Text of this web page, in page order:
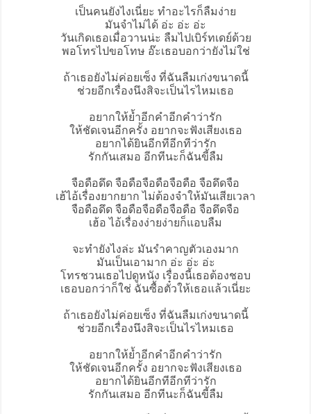
เป็นคนยังไงเนี่ยะ ทำอะไรก็ลืมง่าย
มันจำไม่ได้ อ่ะ อ่ะ อ่ะ
วันเกิดเธอเมื่อวานน่ะ ลืมไปเบิร์ทเดย์ด้วย
พอโทรไปขอโทษ อ๊ะเธอบอกว่ายังไม่ใช่
ถ้าเธอยังไม่ค่อยเซ็ง ที่ฉันลืมเก่งขนาดนี้
ช่วยอีกเรื่องนึงสิจะเป็นไรไหมเธอ
อยากให้ย้ำอีกคำอีกคำว่ารัก
ให้ชัดเจนอีกครั้ง อยากจะฟังเสียงเธอ
อยากได้ยินอีกทีอีกทีว่ารัก
รักกันเสมอ อีกทีนะก็ฉันขี้ลืม
จือดือดึด จือดือจือดือจือดือ จือดึดจือ
เฮ้ไอ้เรื่องยากยาก ไม่ต้องจำให้มันเสียเวลา
จือดือดึด จือดือจือดือจือดือ จือดึดจือ
เฮ้อ ไอ้เรื่องง่ายง่ายก็แอบลืม
จะทำยังไงล่ะ มันรำคาญตัวเองมาก
มันเป็นเอามาก อ่ะ อ่ะ อ่ะ
โทรชวนเธอไปดูหนัง เรื่องนี้เธอต้องชอบ
เธอบอกว่าก็ใช่ ฉันซื้อตั๋วให้เธอแล้วเนี่ยะ
ถ้าเธอยังไม่ค่อยเซ็ง ที่ฉันลืมเก่งขนาดนี้
ช่วยอีกเรื่องนึงสิจะเป็นไรไหมเธอ
อยากให้ย้ำอีกคำอีกคำว่ารัก
ให้ชัดเจนอีกครั้ง อยากจะฟังเสียงเธอ
อยากได้ยินอีกทีอีกทีว่ารัก
รักกันเสมอ อีกทีนะก็ฉันขี้ลืม